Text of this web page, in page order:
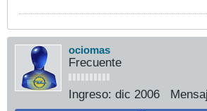
ociomas
Frecuente
Ingreso: dic 2006